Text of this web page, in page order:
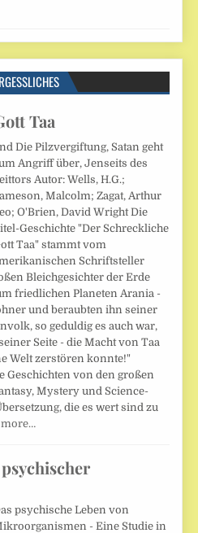
Taa
Die Pilzvergiftung, Satan geht
Angriff über, Jenseits des
Autor: Wells, H.G.;
Malcolm; Zagat, Arthur
O'Brien, David Wright Die
Geschichte "Der Schreckliche
Taa" stammt vom
Schriftsteller
Bleichgesichter der Erde
friedlichen Planeten Arania -
und beraubten ihn seiner
so geduldig es auch war,
Seite - die Macht von Taa
Welt zerstören konnte!"
Geschichten von den großen
Mystery und Science-
die es wert sind zu
more…
psychische Leben von
- Eine Studie in